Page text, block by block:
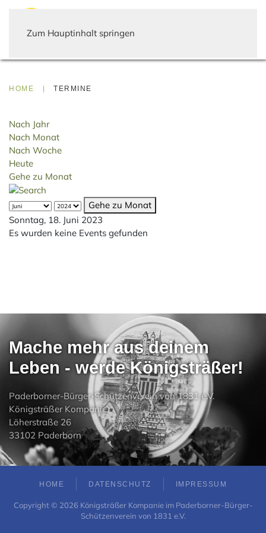
Zum Hauptinhalt springen
HOME TERMINE
Nach Jahr
Nach Monat
Nach Woche
Heute
Gehe zu Monat
Gehe zu Monat
Sonntag, 18. Juni 2023
Es wurden keine Events gefunden
Mache mehr aus deinem
Leben - werde Königsträßer!
Paderborner-Bürger-Schützenverein von 1831 e.V.
Königsträßer Kompanie
Löherstraße 26
33102 Paderborn
HOME DATENSCHUTZ IMPRESSUM
Copyright © 2026 Königsträßer Kompanie im Paderborner-Bürger-
Schützenverein von 1831 e.V.